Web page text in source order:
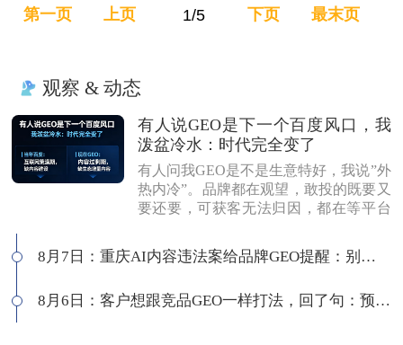
第一页 上页 下页 最末页
观察 & 动态
有人说GEO是下一个百度风口，我
泼盆冷水：时代完全变了
有人问我GEO是不是生意特好，我说”外
热内冷”。品牌都在观望，敢投的既要又
要还要，可获客无法归因，都在等平台
的百度代理风口，我不认同：当年缺内
容，现在缺增量内容；当年用户好引
应商，拿A的问题问B，没点道行当场露
8月7日：重庆AI内容违法案给品牌GEO提醒：别把AI当挡箭牌
8月6日：客户想跟竞品GEO一样打法，回了句：预算够吗